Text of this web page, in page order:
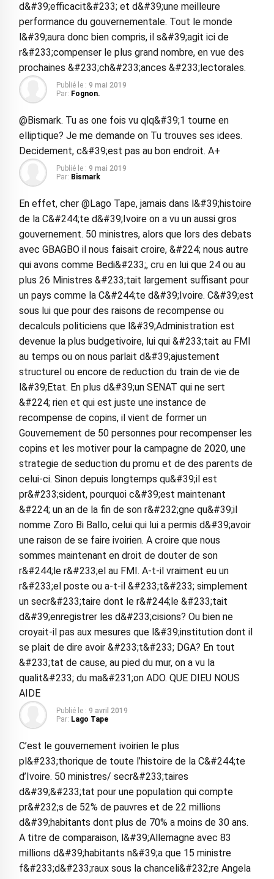
d&#39;efficacit&#233; et d&#39;une meilleure
performance du gouvernementale. Tout le monde
l&#39;aura donc bien compris, il s&#39;agit ici de
r&#233;compenser le plus grand nombre, en vue des
prochaines &#233;ch&#233;ances &#233;lectorales.
Publié le : 9 mai 2019
Par: Fognon.
@Bismark. Tu as one fois vu qlq&#39;1 tourne en
elliptique? Je me demande on Tu trouves ses idees.
Decidement, c&#39;est pas au bon endroit. A+
Publié le : 9 mai 2019
Par: Bismark
En effet, cher @Lago Tape, jamais dans l&#39;histoire
de la C&#244;te d&#39;Ivoire on a vu un aussi gros
gouvernement. 50 ministres, alors que lors des debats
avec GBAGBO il nous faisait croire, &#224; nous autre
qui avons comme Bedi&#233;, cru en lui que 24 ou au
plus 26 Ministres &#233;tait largement suffisant pour
un pays comme la C&#244;te d&#39;Ivoire. C&#39;est
sous lui que pour des raisons de recompense ou
decalculs politiciens que l&#39;Administration est
devenue la plus budgetivoire, lui qui &#233;tait au FMI
au temps ou on nous parlait d&#39;ajustement
structurel ou encore de reduction du train de vie de
l&#39;Etat. En plus d&#39;un SENAT qui ne sert
&#224; rien et qui est juste une instance de
recompense de copins, il vient de former un
Gouvernement de 50 personnes pour recompenser les
copins et les motiver pour la campagne de 2020, une
strategie de seduction du promu et de des parents de
celui-ci. Sinon depuis longtemps qu&#39;il est
pr&#233;sident, pourquoi c&#39;est maintenant
&#224; un an de la fin de son r&#232;gne qu&#39;il
nomme Zoro Bi Ballo, celui qui lui a permis d&#39;avoir
une raison de se faire ivoirien. A croire que nous
sommes maintenant en droit de douter de son
r&#244;le r&#233;el au FMI. A-t-il vraiment eu un
r&#233;el poste ou a-t-il &#233;t&#233; simplement
un secr&#233;taire dont le r&#244;le &#233;tait
d&#39;enregistrer les d&#233;cisions? Ou bien ne
croyait-il pas aux mesures que l&#39;institution dont il
se plait de dire avoir &#233;t&#233; DGA? En tout
&#233;tat de cause, au pied du mur, on a vu la
qualit&#233; du ma&#231;on ADO. QUE DIEU NOUS
AIDE
Publié le : 9 avril 2019
Par: Lago Tape
C’est le gouvernement ivoirien le plus
pl&#233;thorique de toute l’histoire de la C&#244;te
d’Ivoire. 50 ministres/ secr&#233;taires
d&#39;&#233;tat pour une population qui compte
pr&#232;s de 52% de pauvres et de 22 millions
d&#39;habitants dont plus de 70% a moins de 30 ans.
A titre de comparaison, l&#39;Allemagne avec 83
millions d&#39;habitants n&#39;a que 15 ministre
f&#233;d&#233;raux sous la chanceli&#232;re Angela